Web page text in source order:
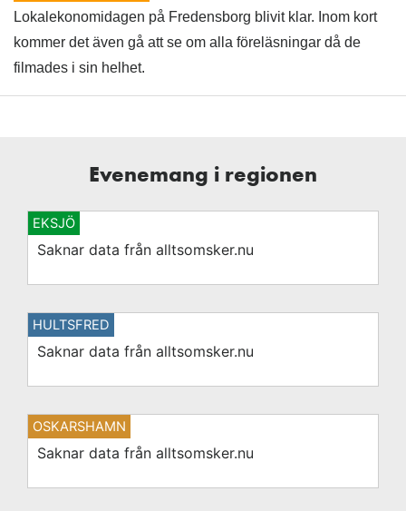
Lokalekonomidagen på Fredensborg blivit klar. Inom kort
kommer det även gå att se om alla föreläsningar då de
filmades i sin helhet.
Evenemang i regionen
EKSJÖ
Saknar data från alltsomsker.nu
HULTSFRED
Saknar data från alltsomsker.nu
OSKARSHAMN
Saknar data från alltsomsker.nu